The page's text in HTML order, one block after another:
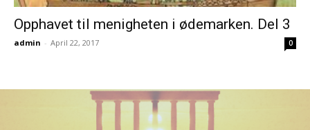
Opphavet til menigheten i ødemarken. Del 3
admin - April 22, 2017 0